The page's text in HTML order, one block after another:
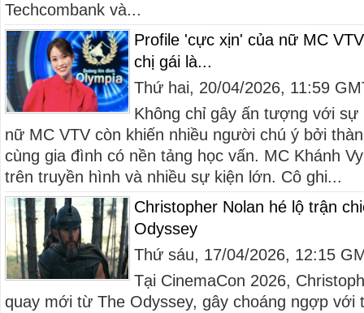
Techcombank và...
Profile 'cực xịn' của nữ MC
chị gái là...
Thứ hai, 20/04/2026, 11:59
Không chỉ gây ấn tượng với
nữ MC VTV còn khiến nhiều người chú ý bởi
cùng gia đình có nền tảng học vấn. MC Khánh
trên truyền hình và nhiều sự kiện lớn. Cô ghi...
Christopher Nolan hé lộ trận
Odyssey
Thứ sáu, 17/04/2026, 12:15
Tại CinemaCon 2026,
quay mới từ The Odyssey, gây choáng ngợp với